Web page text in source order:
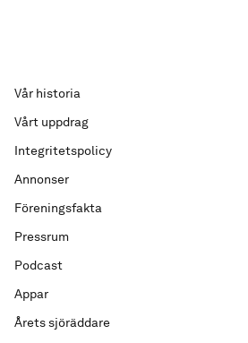
Vår historia
Vårt uppdrag
Integritetspolicy
Annonser
Föreningsfakta
Pressrum
Podcast
Appar
Årets sjöräddare